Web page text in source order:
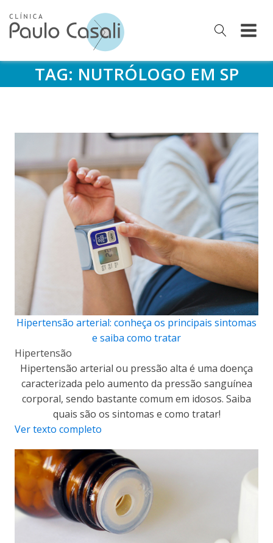
TAG: NUTRÓLOGO EM SP
Hipertensão arterial: conheça os principais sintomas
e saiba como tratar
Hipertensão
Hipertensão arterial ou pressão alta é uma doença
caracterizada pelo aumento da pressão sanguínea
corporal, sendo bastante comum em idosos. Saiba
quais são os sintomas e como tratar!
Ver texto completo